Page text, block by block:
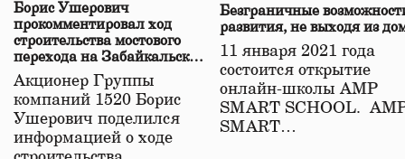
Борис Ушерович
прокомментировал ход
строительства мостового
перехода на Забайкальской
железной дороге
Акционер Группы
компаний 1520 Борис
Ушерович поделился
информацией о ходе
Безграничные
развития, не выходя из
11 января 2021 года
состоится открытие
онлайн-школы АМР
SMART SCHOOL.
SMART…